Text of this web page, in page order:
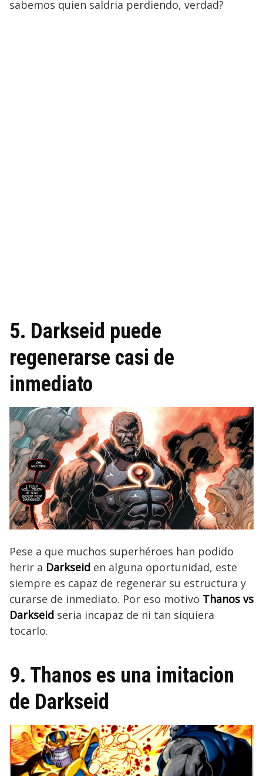
sabemos quien saldria perdiendo, verdad?
5. Darkseid puede
regenerarse casi de
inmediato
Pese a que muchos superhéroes han podido
herir a Darkseid en alguna oportunidad, este
siempre es capaz de regenerar su estructura y
curarse de inmediato. Por eso motivo Thanos vs
Darkseid seria incapaz de ni tan siquiera
tocarlo.
9. Thanos es una imitacion
de Darkseid